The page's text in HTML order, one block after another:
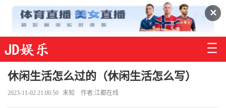
✕
休闲生活怎么过的（休闲生活怎么写）
2023-11-02 21:00:50 未知 作者:江都在线